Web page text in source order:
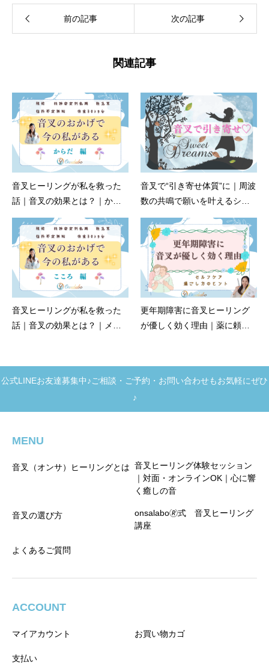
前の記事 次の記事
関連記事
音叉ヒーリングが私を救った
話｜音叉の効果とは？｜から
だ編
音叉で“引き寄せ体質”に｜周波
数の共鳴で願いを叶えるシン
プルな法則
音叉ヒーリングが私を救った
話｜音叉の効果とは？｜メン
更年期障害に音叉ヒーリング
が優しく効く理由｜薬に頼ら
公式LINEお友達募集中♪ご相談・ご予約・お問い合わせもお気軽にぜひ
♪
MENU
音叉（オンサ）ヒーリングとは 音叉ヒーリング体験セッション
｜対面・オンラインOK｜心に響
く癒しの音
音叉の選び方
onsalabo🄬式 音叉ヒーリング
講座
よくあるご質問
ACCOUNT
マイアカウント お買い物カゴ
支払い